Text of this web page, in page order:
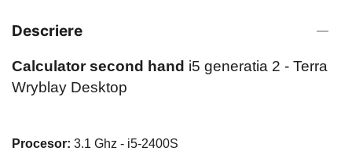
Descriere
Calculator second hand i5 generatia 2 - Terra
Wryblay Desktop
Procesor: 3.1 Ghz - i5-2400S